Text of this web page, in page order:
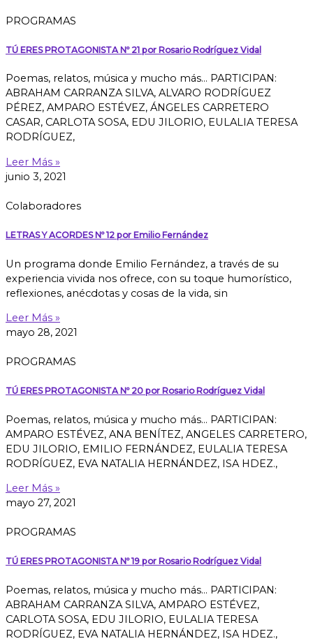
PROGRAMAS
TÚ ERES PROTAGONISTA Nº 21 por Rosario Rodríguez Vidal
Poemas, relatos, música y mucho más… PARTICIPAN:
ABRAHAM CARRANZA SILVA, ALVARO RODRÍGUEZ
PÉREZ, AMPARO ESTÉVEZ, ÁNGELES CARRETERO
CASAR, CARLOTA SOSA, EDU JILORIO, EULALIA TERESA
RODRÍGUEZ,
Leer Más »
junio 3, 2021
Colaboradores
LETRAS Y ACORDES Nº 12 por Emilio Fernández
Un programa donde Emilio Fernández, a través de su
experiencia vivida nos ofrece, con su toque humorístico,
reflexiones, anécdotas y cosas de la vida, sin
Leer Más »
mayo 28, 2021
PROGRAMAS
TÚ ERES PROTAGONISTA Nº 20 por Rosario Rodríguez Vidal
Poemas, relatos, música y mucho más… PARTICIPAN:
AMPARO ESTÉVEZ, ANA BENÍTEZ, ANGELES CARRETERO,
EDU JILORIO, EMILIO FERNÁNDEZ, EULALIA TERESA
RODRÍGUEZ, EVA NATALIA HERNÁNDEZ, ISA HDEZ.,
Leer Más »
mayo 27, 2021
PROGRAMAS
TÚ ERES PROTAGONISTA Nº 19 por Rosario Rodríguez Vidal
Poemas, relatos, música y mucho más… PARTICIPAN:
ABRAHAM CARRANZA SILVA, AMPARO ESTÉVEZ,
CARLOTA SOSA, EDU JILORIO, EULALIA TERESA
RODRÍGUEZ, EVA NATALIA HERNÁNDEZ, ISA HDEZ.,